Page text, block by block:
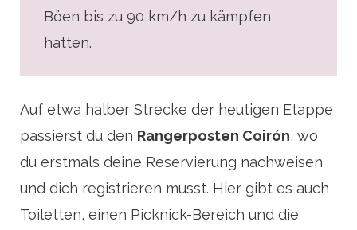
Böen bis zu 90 km/h zu kämpfen
hatten.
Auf etwa halber Strecke der heutigen Etappe
passierst du den Rangerposten Coirón, wo
du erstmals deine Reservierung nachweisen
und dich registrieren musst. Hier gibt es auch
Toiletten, einen Picknick-Bereich und die